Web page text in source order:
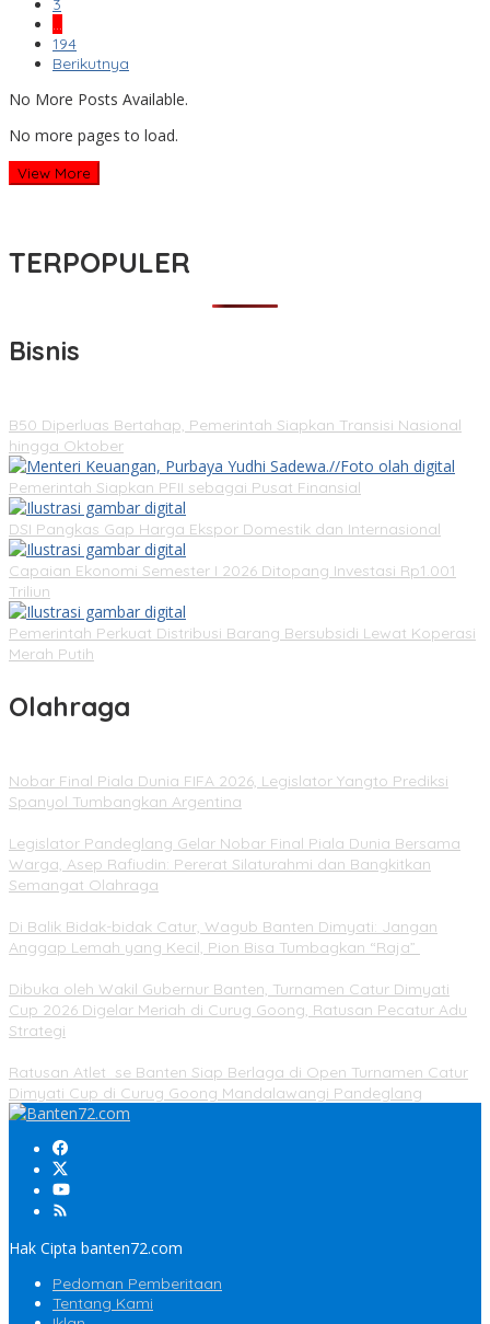
3
…
194
Berikutnya
No More Posts Available.
No more pages to load.
View More
TERPOPULER
Bisnis
B50 Diperluas Bertahap, Pemerintah Siapkan Transisi Nasional
hingga Oktober
Pemerintah Siapkan PFII sebagai Pusat Finansial
DSI Pangkas Gap Harga Ekspor Domestik dan Internasional
Capaian Ekonomi Semester I 2026 Ditopang Investasi Rp1.001
Triliun
Pemerintah Perkuat Distribusi Barang Bersubsidi Lewat Koperasi
Merah Putih
Olahraga
Nobar Final Piala Dunia FIFA 2026, Legislator Yangto Prediksi
Spanyol Tumbangkan Argentina
Legislator Pandeglang Gelar Nobar Final Piala Dunia Bersama
Warga, Asep Rafiudin: Pererat Silaturahmi dan Bangkitkan
Semangat Olahraga
Di Balik Bidak-bidak Catur, Wagub Banten Dimyati: Jangan
Anggap Lemah yang Kecil, Pion Bisa Tumbagkan “Raja”
Dibuka oleh Wakil Gubernur Banten, Turnamen Catur Dimyati
Cup 2026 Digelar Meriah di Curug Goong, Ratusan Pecatur Adu
Strategi
Ratusan Atlet se Banten Siap Berlaga di Open Turnamen Catur
Dimyati Cup di Curug Goong Mandalawangi Pandeglang
Hak Cipta banten72.com
Pedoman Pemberitaan
Tentang Kami